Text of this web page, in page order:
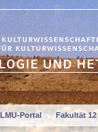
LMU-Portal Fakultät 12